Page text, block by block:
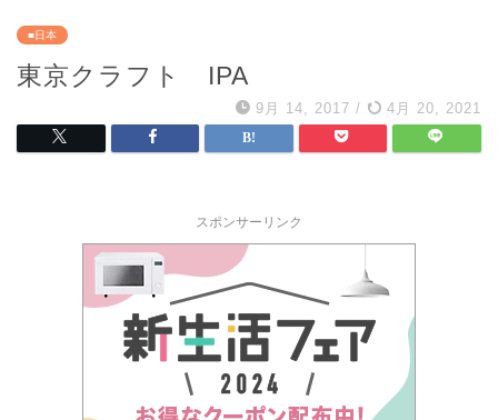
■日本
東京クラフト IPA
9月 14, 2017 / 4月 20, 2021
スポンサーリンク